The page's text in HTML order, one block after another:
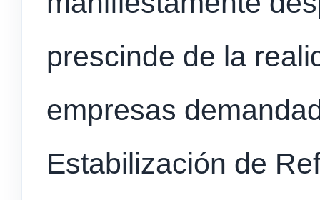
prescinde de la
empresas
Estabilización de